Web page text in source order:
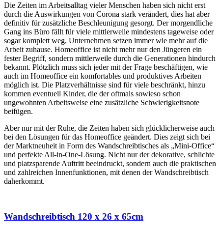
Die Zeiten im Arbeitsalltag vieler Menschen haben sich nicht erst
durch die Auswirkungen von Corona stark verändert, dies hat aber
definitiv für zusätzliche Beschleunigung gesorgt. Der morgendliche
Gang ins Büro fällt für viele mittlerweile mindestens tageweise oder
sogar komplett weg, Unternehmen setzen immer wie mehr auf die
Arbeit zuhause. Homeoffice ist nicht mehr nur den Jüngeren ein
fester Begriff, sondern mittlerweile durch die Generationen hindurch
bekannt. Plötzlich muss sich jeder mit der Frage beschäftigen, wie
auch im Homeoffice ein komfortables und produktives Arbeiten
möglich ist. Die Platzverhältnisse sind für viele beschränkt, hinzu
kommen eventuell Kinder, die der oftmals sowieso schon
ungewohnten Arbeitsweise eine zusätzliche Schwierigkeitsnote
beifügen.
Aber nur mit der Ruhe, die Zeiten haben sich glücklicherweise auch
bei den Lösungen für das Homeoffice geändert. Dies zeigt sich bei
der Marktneuheit in Form des Wandschreibtisches als „Mini-Office“
und perfekte All-in-One-Lösung. Nicht nur der dekorative, schlichte
und platzsparende Auftritt beeindruckt, sondern auch die praktischen
und zahlreichen Innenfunktionen, mit denen der Wandschreibtisch
daherkommt.
Wandschreibtisch 120 x 26 x 65cm